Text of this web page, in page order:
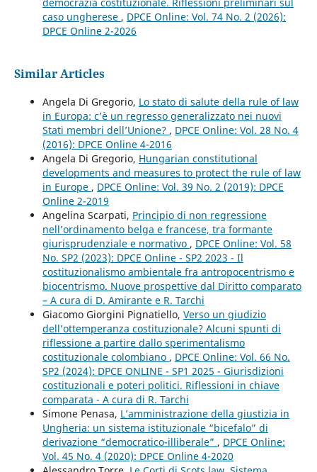
caso ungherese , DPCE Online: Vol. 74 No. 2 (2026):
DPCE Online 2-2026
Similar Articles
Angela Di Gregorio, Lo stato di salute della rule of law
in Europa: c’è un regresso generalizzato nei nuovi
Stati membri dell’Unione? , DPCE Online: Vol. 28 No. 4
(2016): DPCE Online 4-2016
Angela Di Gregorio, Hungarian constitutional
developments and measures to protect the rule of law
in Europe , DPCE Online: Vol. 39 No. 2 (2019): DPCE
Online 2-2019
Angelina Scarpati, Principio di non regressione
nell’ordinamento belga e francese, tra formante
giurisprudenziale e normativo , DPCE Online: Vol. 58
No. SP2 (2023): DPCE Online - SP2 2023 - Il
costituzionalismo ambientale fra antropocentrismo e
biocentrismo. Nuove prospettive dal Diritto comparato
– A cura di D. Amirante e R. Tarchi
Giacomo Giorgini Pignatiello, Verso un giudizio
dell’ottemperanza costituzionale? Alcuni spunti di
riflessione a partire dallo sperimentalismo
costituzionale colombiano , DPCE Online: Vol. 66 No.
SP2 (2024): DPCE ONLINE - SP1 2025 - Giurisdizioni
costituzionali e poteri politici. Riflessioni in chiave
comparata - A cura di R. Tarchi
Simone Penasa, L’amministrazione della giustizia in
Ungheria: un sistema istituzionale “bicefalo” di
derivazione “democratico-illiberale” , DPCE Online:
Vol. 45 No. 4 (2020): DPCE Online 4-2020